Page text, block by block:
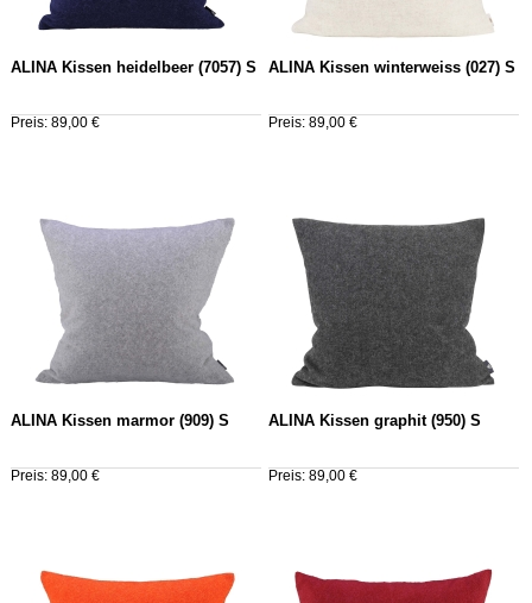
ALINA Kissen heidelbeer (7057) S
Preis: 89,00 €
ALINA Kissen winterweiss (027) S
Preis: 89,00 €
ALINA Kissen marmor (909) S
Preis: 89,00 €
ALINA Kissen graphit (950) S
Preis: 89,00 €